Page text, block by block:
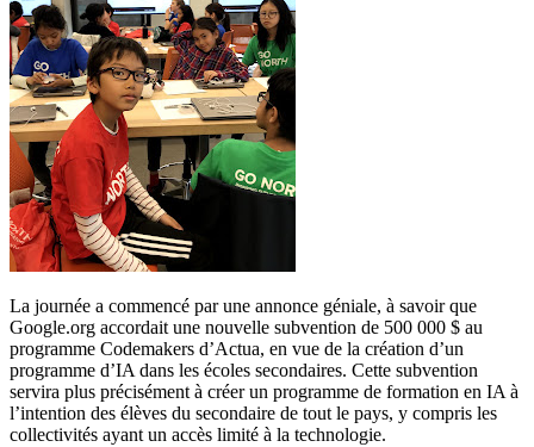
La journée a commencé par une annonce géniale, à savoir que
Google.org accordait une nouvelle subvention de 500 000 $ au
programme Codemakers d’Actua, en vue de la création d’un
programme d’IA dans les écoles secondaires. Cette subvention
servira plus précisément à créer un programme de formation en IA à
l’intention des élèves du secondaire de tout le pays, y compris les
collectivités ayant un accès limité à la technologie.